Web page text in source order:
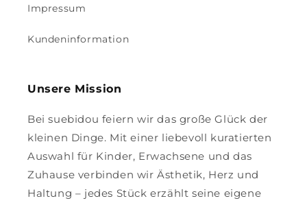
Impressum
Kundeninformation
Unsere Mission
Bei suebidou feiern wir das große Glück der
kleinen Dinge. Mit einer liebevoll kuratierten
Auswahl für Kinder, Erwachsene und das
Zuhause verbinden wir Ästhetik, Herz und
Haltung – jedes Stück erzählt seine eigene